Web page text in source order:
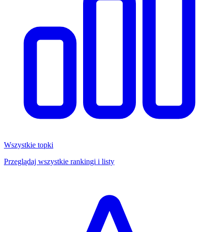
Wszystkie topki
Przeglądaj wszystkie rankingi i listy